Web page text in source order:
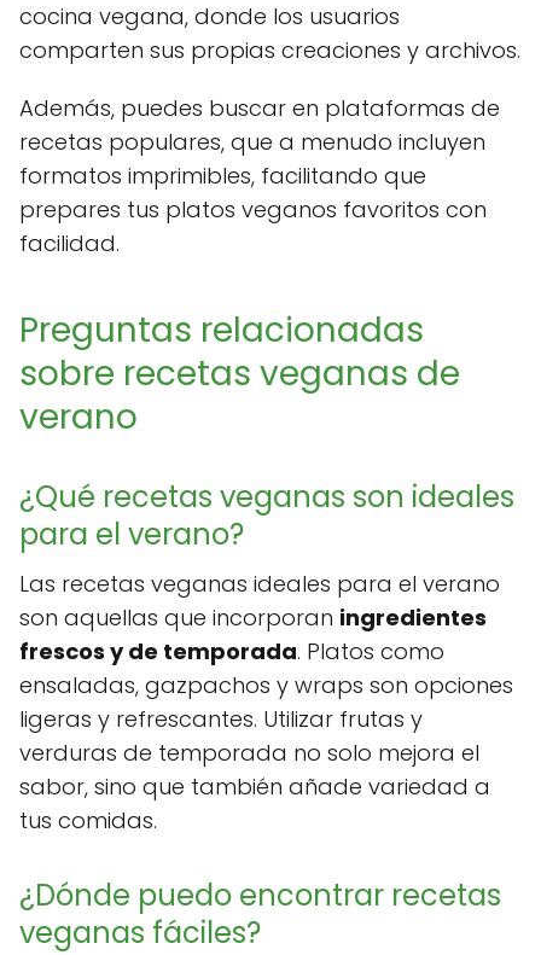
cocina vegana, donde los usuarios
comparten sus propias creaciones y archivos.
Además, puedes buscar en plataformas de
recetas populares, que a menudo incluyen
formatos imprimibles, facilitando que
prepares tus platos veganos favoritos con
facilidad.
Preguntas relacionadas
sobre recetas veganas de
verano
¿Qué recetas veganas son ideales
para el verano?
Las recetas veganas ideales para el verano
son aquellas que incorporan ingredientes
frescos y de temporada. Platos como
ensaladas, gazpachos y wraps son opciones
ligeras y refrescantes. Utilizar frutas y
verduras de temporada no solo mejora el
sabor, sino que también añade variedad a
tus comidas.
¿Dónde puedo encontrar recetas
veganas fáciles?